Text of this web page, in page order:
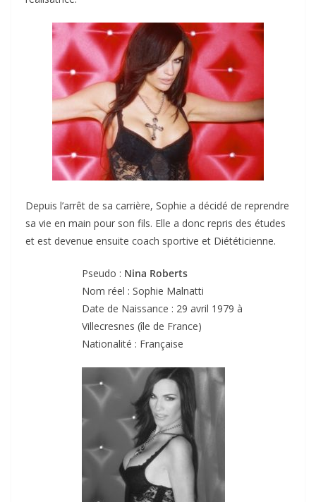
Depuis l’arrêt de sa carrière, Sophie a décidé de reprendre
sa vie en main pour son fils. Elle a donc repris des études
et est devenue ensuite coach sportive et Diététicienne.
Pseudo : Nina Roberts
Nom réel : Sophie Malnatti
Date de Naissance : 29 avril 1979 à
Villecresnes (île de France)
Nationalité : Française